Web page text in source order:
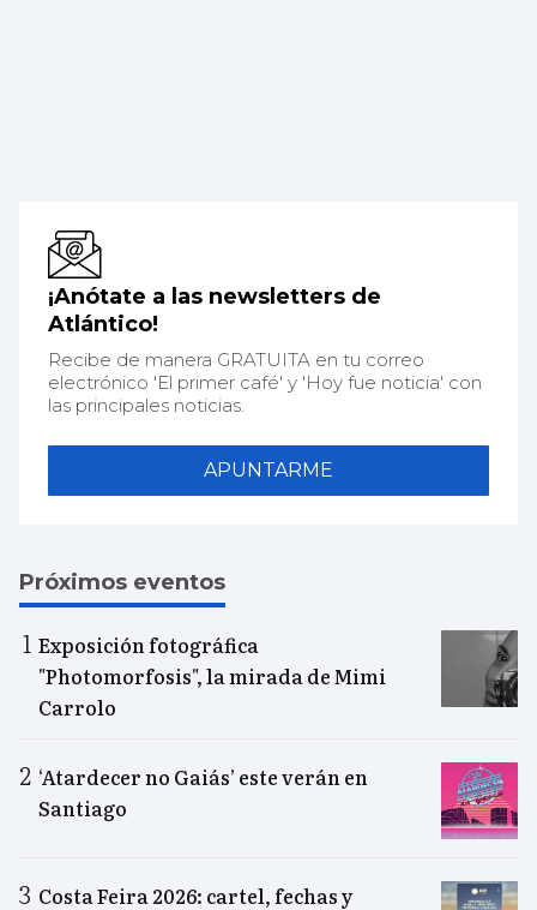
¡Anótate a las newsletters de
Atlántico!
Recibe de manera GRATUITA en tu correo
electrónico 'El primer café' y 'Hoy fue noticia' con
las principales noticias.
APUNTARME
Próximos eventos
Exposición fotográfica
"Photomorfosis", la mirada de Mimi
Carrolo
‘Atardecer no Gaiás’ este verán en
Santiago
Costa Feira 2026: cartel, fechas y